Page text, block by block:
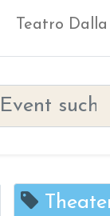
Teatro